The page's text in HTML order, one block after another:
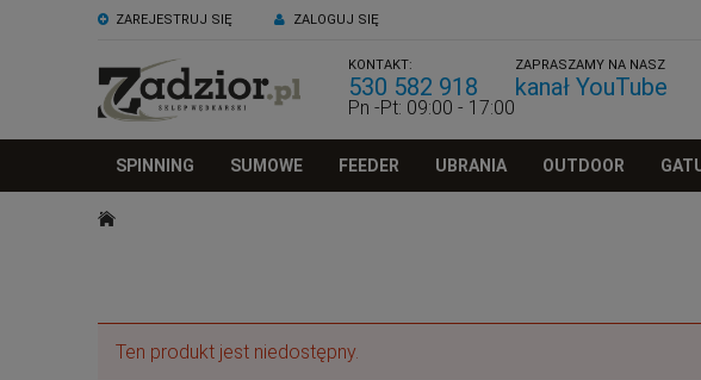
ZAREJESTRUJ SIĘ ZALOGUJ SIĘ
KONTAKT:
530 582 918
Pn -Pt: 09:00 - 17:00
ZAPRASZAMY NA NASZ
kanał YouTube
SPINNING SUMOWE FEEDER UBRANIA OUTDOOR
Ten produkt jest niedostępny.